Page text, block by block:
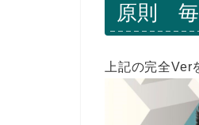
原則 毎
上記の完全